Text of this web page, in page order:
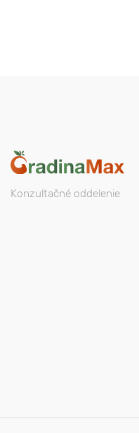
Konzultačné oddelenie